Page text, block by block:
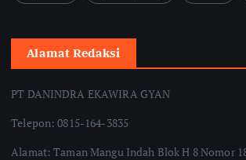
Alamat Redaksi
PT DANINDRA EKAWIRA GYAN
Telepon: 0815-164-3835
Alamat: Taman Mangu Indah Blok H 8 Nomor